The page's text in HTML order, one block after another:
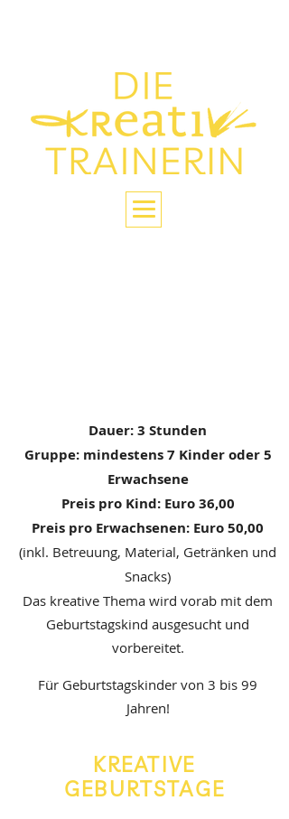
Dauer: 3 Stunden
Gruppe: mindestens 7 Kinder oder 5
Erwachsene
Preis pro Kind: Euro 36,00
Preis pro Erwachsenen: Euro 50,00
(inkl. Betreuung, Material, Getränken und
Snacks)
Das kreative Thema wird vorab mit dem
Geburtstagskind ausgesucht und
vorbereitet.
Für Geburtstagskinder von 3 bis 99
Jahren!
KREATIVE
GEBURTSTAGE